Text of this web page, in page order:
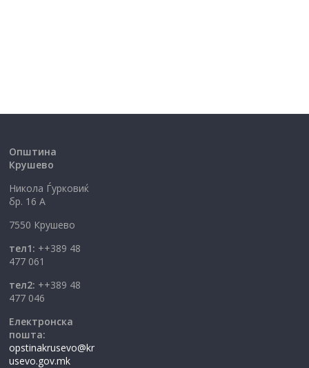
Општина
Крушево
Никола Ѓурковиќ
бр. 16 А
7550 Крушево
тел1: ++389 48
477 061
тел2: ++389 48
477 046
Електронска
пошта:
opstinakrusevo@kr
usevo.gov.mk